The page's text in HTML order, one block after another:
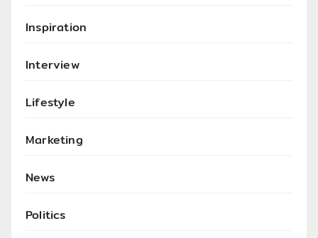
Inspiration
Interview
Lifestyle
Marketing
News
Politics